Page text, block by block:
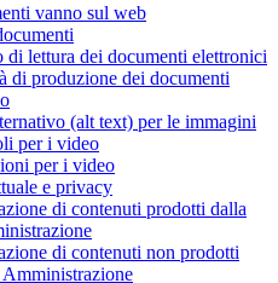
vanno sul web
di lettura dei documenti elettronici
di produzione dei documenti
(alt text) per le immagini
per i video
per i video
e privacy
di contenuti prodotti dalla
di contenuti non prodotti